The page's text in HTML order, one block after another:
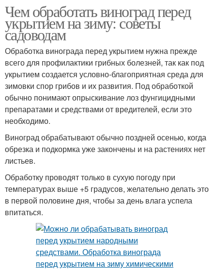
Чем обработать виноград перед
укрытием на зиму: советы
садоводам
Обработка винограда перед укрытием нужна прежде
всего для профилактики грибных болезней, так как под
укрытием создается условно-благоприятная среда для
зимовки спор грибов и их развития. Под обработкой
обычно понимают опрыскивание лоз фунгицидными
препаратами и средствами от вредителей, если это
необходимо.
Виноград обрабатывают обычно поздней осенью, когда
обрезка и подкормка уже закончены и на растениях нет
листьев.
Обработку проводят только в сухую погоду при
температурах выше +5 градусов, желательно делать это
в первой половине дня, чтобы за день влага успела
впитаться.